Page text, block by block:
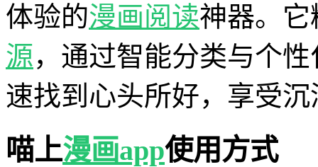
体验的漫画阅读神器。
源，通过智能分类与个
速找到心头所好，享受
喵上漫画app使用方式